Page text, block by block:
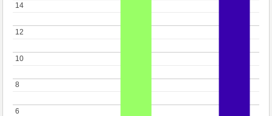
6
6
8
8
10
10
12
12
14
14